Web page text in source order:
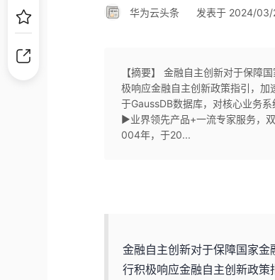
华为云头条 发表于 2024/
【摘要】 金融自主创新对于保障
极响应金融自主创新政策指引，
于GaussDB数据库，对核心业务系
▶业界领先产品+一流专家服务，
004年，于20...
金融自主创新对于保障国家
行积极响应金融自主创新政